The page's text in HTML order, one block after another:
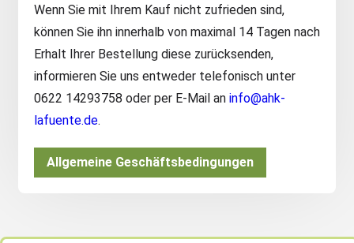
Wenn Sie mit Ihrem Kauf nicht zufrieden sind,
können Sie ihn innerhalb von maximal 14 Tagen nach
Erhalt Ihrer Bestellung diese zurücksenden,
informieren Sie uns entweder telefonisch unter
0622 14293758 oder per E-Mail an info@ahk-
lafuente.de.
Allgemeine Geschäftsbedingungen